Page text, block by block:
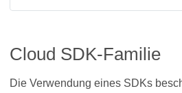
Cloud SDK-Familie
Die Verwendung eines SDKs